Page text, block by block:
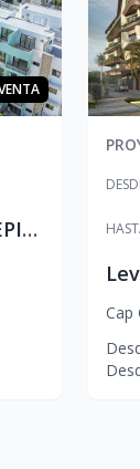
Apartamento en EPIC Sun Residences | 1 Hab + Amenidades
Cap